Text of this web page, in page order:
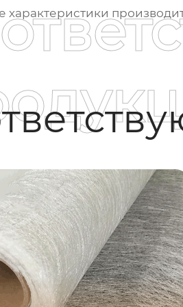
характеристики